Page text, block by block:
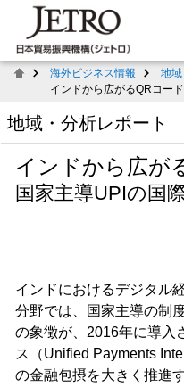
海外ビジネス情報
地域
インドから広がるQRコー
地域・分析レポート
インドから広が
国家主導UPIの国
インドにおけるデジタル
分野では、国家主導の制
の象徴が、2016年に導入
ス（Unified Payments
の金融包摂を大きく推進